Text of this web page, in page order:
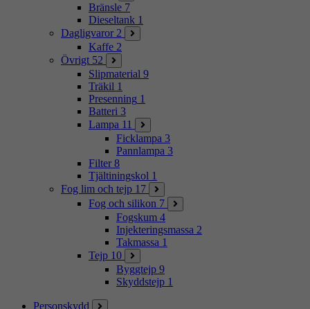
Bränsle 7
Dieseltank 1
Dagligvaror 2
Kaffe 2
Övrigt 52
Slipmaterial 9
Träkil 1
Presenning 1
Batteri 3
Lampa 11
Ficklampa 3
Pannlampa 3
Filter 8
Tjältiningskol 1
Fog lim och tejp 17
Fog och silikon 7
Fogskum 4
Injekteringsmassa 2
Takmassa 1
Tejp 10
Byggtejp 9
Skyddstejp 1
Personskydd